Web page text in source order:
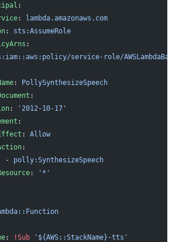
:
: lambda.amazonaws.com
: sts:AssumeRole
:
service-role/
: PollySynthesizeSpeech
:
:
'2012-10-17'
:
: Allow
:
-
polly:SynthesizeSpeech
: '*'
: !Sub '${AWS::StackName}-tts'